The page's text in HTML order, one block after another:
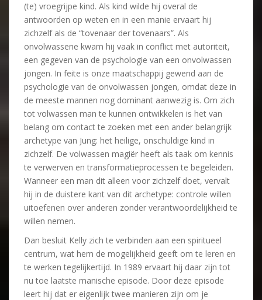
(te) vroegrijpe kind. Als kind wilde hij overal de
antwoorden op weten en in een manie ervaart hij
zichzelf als de “tovenaar der tovenaars”. Als
onvolwassene kwam hij vaak in conflict met autoriteit,
een gegeven van de psychologie van een onvolwassen
jongen. In feite is onze maatschappij gewend aan de
psychologie van de onvolwassen jongen, omdat deze in
de meeste mannen nog dominant aanwezig is. Om zich
tot volwassen man te kunnen ontwikkelen is het van
belang om contact te zoeken met een ander belangrijk
archetype van Jung: het heilige, onschuldige kind in
zichzelf. De volwassen magiër heeft als taak om kennis
te verwerven en transformatieprocessen te begeleiden.
Wanneer een man dit alleen voor zichzelf doet, vervalt
hij in de duistere kant van dit archetype: controle willen
uitoefenen over anderen zonder verantwoordelijkheid te
willen nemen.
Dan besluit Kelly zich te verbinden aan een spiritueel
centrum, wat hem de mogelijkheid geeft om te leren en
te werken tegelijkertijd. In 1989 ervaart hij daar zijn tot
nu toe laatste manische episode. Door deze episode
leert hij dat er eigenlijk twee manieren zijn om je